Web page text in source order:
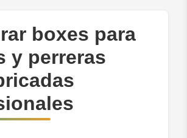
boxes para
y perreras